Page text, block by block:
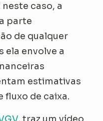
caso, a
parte
de qualquer
ela envolve a
estimativas
fluxo de caixa.